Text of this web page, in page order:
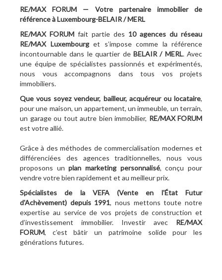
RE/MAX FORUM — Votre partenaire immobilier de
référence à Luxembourg-BELAIR / MERL
RE/MAX FORUM fait partie des 10agences du réseau
RE/MAX Luxembourget s’impose comme la référence
incontournable dans le quartier de BELAIR / MERL. Avec
une équipe de spécialistes passionnés et expérimentés,
nous vous accompagnons dans tous vos projets
immobiliers.
Que vous soyez vendeur, bailleur, acquéreur ou locataire,
pour une maison, un appartement, un immeuble, un terrain,
un garage ou tout autre bien immobilier, RE/MAX FORUM
est votre allié.
Grâce à des méthodes de commercialisation modernes et
différenciées des agences traditionnelles, nous vous
proposons unplan marketing personnalisé, conçu pour
vendre votre bien rapidement et au meilleur prix.
Spécialistes de la VEFA (Vente en l'État Futur
d'Achèvement) depuis 1991, nous mettons toute notre
expertise au service de vos projets de construction et
d’investissement immobilier. Investir avec RE/MAX
FORUM, c’est bâtir un patrimoine solide pour les
générations futures.